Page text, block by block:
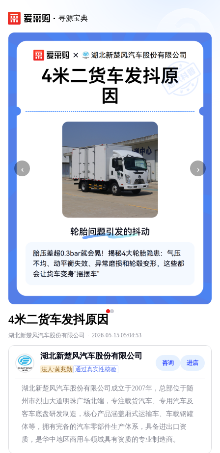
寻源宝典
‹ ›
4米二货车发抖原因
湖北新楚风汽车股份有限公司 · 2026-05-15 05:04:53
湖北新楚风汽车股份有限公司
法人:黄兆勤 通过真实性核验
咨询 进店
湖北新楚风汽车股份有限公司成立于2007年，总部位于随
州市烈山大道明珠广场北端，专注载货汽车、专用汽车及
客车底盘研发制造，核心产品涵盖厢式运输车、车载钢罐
体等，拥有完备的汽车零部件生产体系，具备进出口资
质，是华中地区商用车领域具有资质的专业制造商。